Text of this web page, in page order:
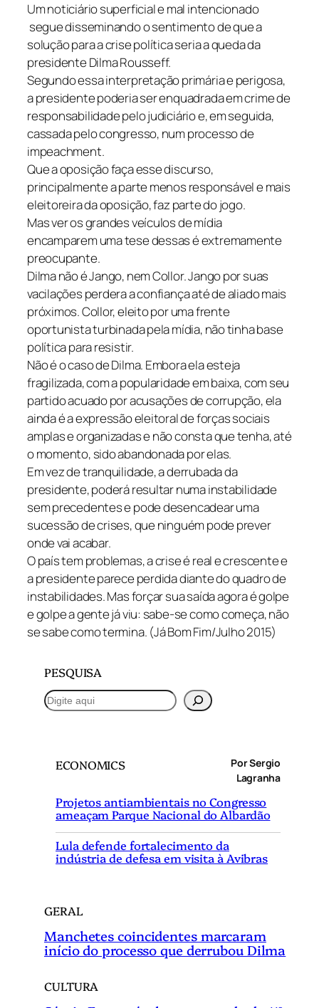
Um noticiário superficial e mal intencionado
segue disseminando o sentimento de que a
solução para a crise política seria a queda da
presidente Dilma Rousseff.
Segundo essa interpretação primária e perigosa,
a presidente poderia ser enquadrada em crime de
responsabilidade pelo judiciário e, em seguida,
cassada pelo congresso, num processo de
impeachment.
Que a oposição faça esse discurso,
principalmente a parte menos responsável e mais
eleitoreira da oposição, faz parte do jogo.
Mas ver os grandes veículos de mídia
encamparem uma tese dessas é extremamente
preocupante.
Dilma não é Jango, nem Collor. Jango por suas
vacilações perdera a confiança até de aliado mais
próximos. Collor, eleito por uma frente
oportunista turbinada pela mídia, não tinha base
política para resistir.
Não é o caso de Dilma. Embora ela esteja
fragilizada, com a popularidade em baixa, com seu
partido acuado por acusações de corrupção, ela
ainda é a expressão eleitoral de forças sociais
amplas e organizadas e não consta que tenha, até
o momento, sido abandonada por elas.
Em vez de tranquilidade, a derrubada da
presidente, poderá resultar numa instabilidade
sem precedentes e pode desencadear uma
sucessão de crises, que ninguém pode prever
onde vai acabar.
O país tem problemas, a crise é real e crescente e
a presidente parece perdida diante do quadro de
instabilidades. Mas forçar sua saída agora é golpe
e golpe a gente já viu: sabe-se como começa, não
se sabe como termina. (Já Bom Fim/Julho 2015)
PESQUISA
P
e
ECONOMICS
Por Sergio
Lagranha
Projetos antiambientais no Congresso
ameaçam Parque Nacional do Albardão
Lula defende fortalecimento da
indústria de defesa em visita à Avibras
GERAL
Manchetes coincidentes marcaram
início do processo que derrubou Dilma
CULTURA